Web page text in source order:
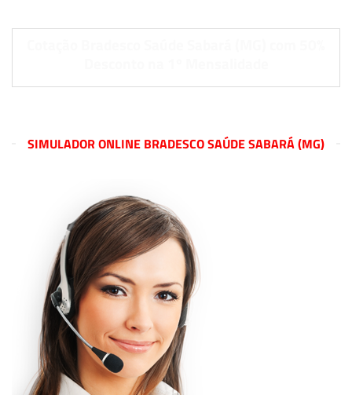
SIMULADOR ONLINE BRADESCO SAÚDE SABARÁ (MG)